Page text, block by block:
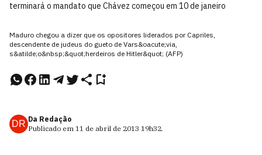
terminará o mandato que Chávez começou em 10 de janeiro
Maduro chegou a dizer que os opositores liderados por Capriles,
descendente de judeus do gueto de Vars&oacute;via,
s&atilde;o&nbsp;&quot;herdeiros de Hitler&quot; (AFP)
DR Da Redação
Publicado em 11 de abril de 2013 19h32.